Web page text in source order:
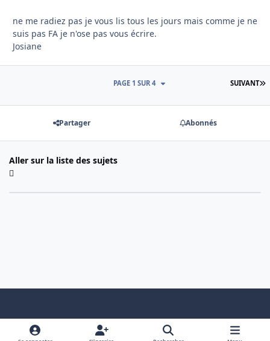
ne me radiez pas je vous lis tous les jours mais comme je ne
suis pas FA je n'ose pas vous écrire.
Josiane
SUIVANT
PAGE 1 SUR 4
Partager Abonnés
Aller sur la liste des sujets
Light ModeDark ModeSystem Preference x